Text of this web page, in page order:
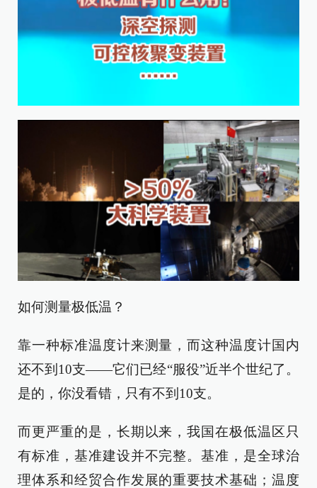
如何测量极低温？
靠一种标准温度计来测量，而这种温度计国内
还不到10支——它们已经“服役”近半个世纪了。
是的，你没看错，只有不到10支。
而更严重的是，长期以来，我国在极低温区只
有标准，基准建设并不完整。基准，是全球治
理体系和经贸合作发展的重要技术基础；温度